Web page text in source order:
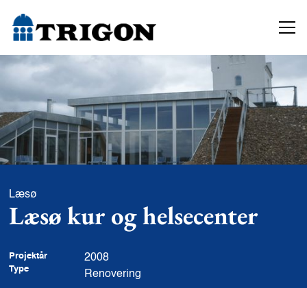
Læsø
Læsø kur og helsecenter
Projektår
Type
2008
Renovering